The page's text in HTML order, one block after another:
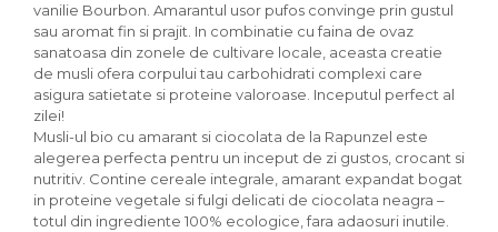
Paste bio pentru copii
Paste fainoase bio
Pateu, sosuri si conserve
Conserve de peste bio
Crenvursti si pateu din carne bio
Pateu bio si creme vegetale
Sosuri bio
Produse din tomate
vanilie Bourbon. Amarantul usor pufos convinge prin gustul
sau aromat fin si prajit. In combinatie cu faina de ovaz
sanatoasa din zonele de cultivare locale, aceasta creatie
de musli ofera corpului tau carbohidrati complexi care
asigura satietate si proteine valoroase. Inceputul perfect al
zilei!
Musli-ul bio cu amarant si ciocolata de la Rapunzel este
alegerea perfecta pentru un inceput de zi gustos, crocant si
nutritiv. Contine cereale integrale, amarant expandat bogat
in proteine vegetale si fulgi delicati de ciocolata neagra –
totul din ingrediente 100% ecologice, fara adaosuri inutile.